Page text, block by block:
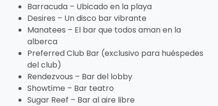
Barracuda – Ubicado en la playa
Desires – Un disco bar vibrante
Manatees – El bar que todos aman en la
alberca
Preferred Club Bar (exclusivo para huéspedes
del club)
Rendezvous – Bar del lobby
Showtime – Bar teatro
Sugar Reef – Bar al aire libre